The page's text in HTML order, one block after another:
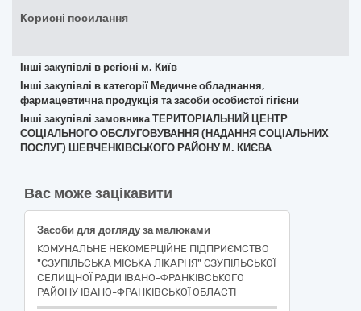
Корисні посилання
Інші закупівлі в регіоні м. Київ
Інші закупівлі в категорії Медичне обладнання,
фармацевтична продукція та засоби особистої гігієни
Інші закупівлі замовника ТЕРИТОРІАЛЬНИЙ ЦЕНТР
СОЦІАЛЬНОГО ОБСЛУГОВУВАННЯ (НАДАННЯ СОЦІАЛЬНИХ
ПОСЛУГ) ШЕВЧЕНКІВСЬКОГО РАЙОНУ М. КИЄВА
Вас може зацікавити
Засоби для догляду за малюками
КОМУНАЛЬНЕ НЕКОМЕРЦІЙНЕ ПІДПРИЄМСТВО
"ЄЗУПІЛЬСЬКА МІСЬКА ЛІКАРНЯ" ЄЗУПІЛЬСЬКОЇ
СЕЛИЩНОЇ РАДИ ІВАНО-ФРАНКІВСЬКОГО
РАЙОНУ ІВАНО-ФРАНКІВСЬКОЇ ОБЛАСТІ